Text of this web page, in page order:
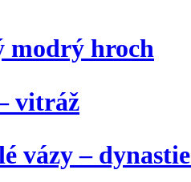
modrý hroch
vitráž
vázy –